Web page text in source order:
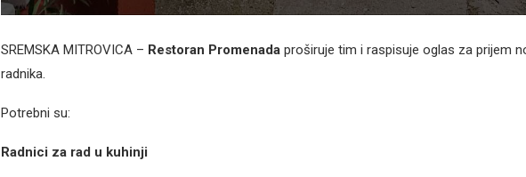
SREMSKA MITROVICA – Restoran Promenadaproširuje tim i raspisuje oglas za prijem
radnika.
Potrebni su:
Radnici za rad u kuhinji